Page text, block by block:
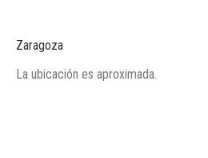
Zaragoza
La ubicación es aproximada.